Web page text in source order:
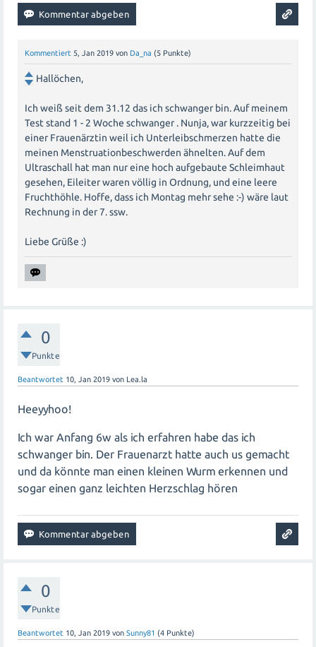
Kommentiert 5, Jan 2019 von Da_na (5 Punkte)
Hallöchen,
Ich weiß seit dem 31.12 das ich schwanger bin. Auf meinem
Test stand 1 - 2 Woche schwanger . Nunja, war kurzzeitig bei
einer Frauenärztin weil ich Unterleibschmerzen hatte die
meinen Menstruationbeschwerden ähnelten. Auf dem
Ultraschall hat man nur eine hoch aufgebaute Schleimhaut
gesehen, Eileiter waren völlig in Ordnung, und eine leere
Fruchthöhle. Hoffe, dass ich Montag mehr sehe :-) wäre laut
Rechnung in der 7. ssw.
Liebe Grüße :)
0
Punkte
Beantwortet 10, Jan 2019 von Lea.la
Heeyyhoo!
Ich war Anfang 6w als ich erfahren habe das ich
schwanger bin. Der Frauenarzt hatte auch us gemacht
und da könnte man einen kleinen Wurm erkennen und
sogar einen ganz leichten Herzschlag hören
0
Punkte
Beantwortet 10, Jan 2019 von Sunny81 (4 Punkte)